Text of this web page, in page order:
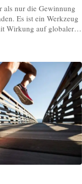
nur die Gewinnung
Es ist ein Werkzeug
Wirkung auf globaler
Es ist die Authentizität
die den
ausmachen. In dieser